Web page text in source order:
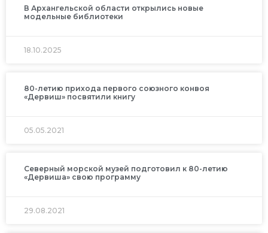
В Архангельской области открылись новые
модельные библиотеки
18.10.2025
80-летию прихода первого союзного конвоя
«Дервиш» посвятили книгу
05.05.2021
Северный морской музей подготовил к 80-летию
«Дервиша» свою программу
29.08.2021